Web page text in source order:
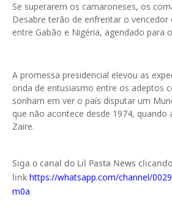
Se superarem os camaroneses, os
Desabre terão de enfrentar o vencedor
entre Gabão e Nigéria, agendado para
A promessa presidencial elevou as
onda de entusiasmo entre os adeptos
sonham em ver o país disputar um
que não acontece desde 1974, quando
Zaire.
Siga o canal do Lil Pasta News
link https://whatsapp.com/channel/
m0a